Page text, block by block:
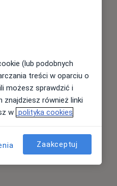
(lub podobnych
treści w oparciu o
możesz sprawdzić i
znajdziesz również linki
w polityka cookies
Zaakceptuj